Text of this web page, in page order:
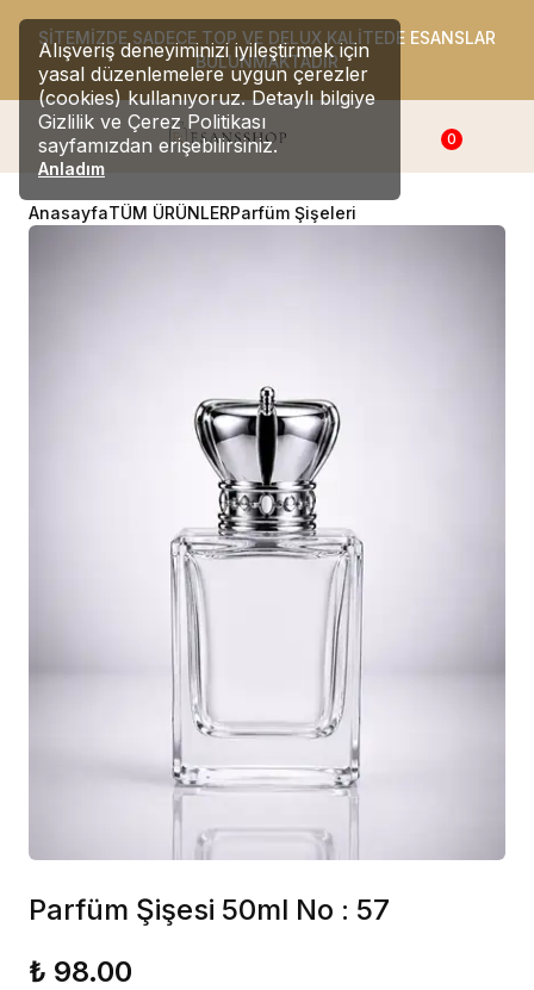
Alışveriş deneyiminizi iyileştirmek için
yasal düzenlemelere uygun çerezler
(cookies) kullanıyoruz. Detaylı bilgiye
Gizlilik ve Çerez Politikası
sayfamızdan erişebilirsiniz.
Anladım
SİTEMİZDE SADECE TOP VE DELUX KALİTEDE ESANSLAR
BULUNMAKTADIR
0
AnasayfaTÜM ÜRÜNLERParfüm Şişeleri
Parfüm Şişesi 50ml No : 57
₺ 98.00